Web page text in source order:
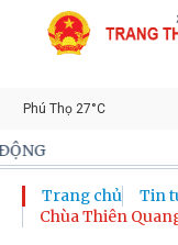
Phú Thọ 27°C
Trang chủ Tin
Chùa Thiên